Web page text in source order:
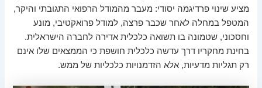
מציע שינוי פרדיגמה יסודי: מעבר מהמודל הרפואי התגובתי והיקר,
המטפל במחלה לאחר שכבר פרצה, למודל פרואקטיבי, מונע
וחסכוני, שטמונה בו תשואה כלכלית אדירה לחברה הישראלית.
בחינת מחקריו דרך עדשה כלכלית חושפת כי הממצאים שלו אינם
רק תגליות מדעיות, אלא הזדמנויות כלכליות של ממש.